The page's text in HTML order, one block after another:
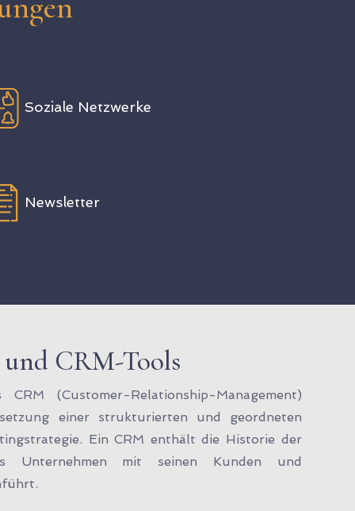
Soziale Netzwerke
Newsletter
CRM-Tools
(Customer-Relationship-Management)
einer strukturierten und geordneten
Ein CRM enthält die Historie der
Unternehmen mit seinen Kunden und